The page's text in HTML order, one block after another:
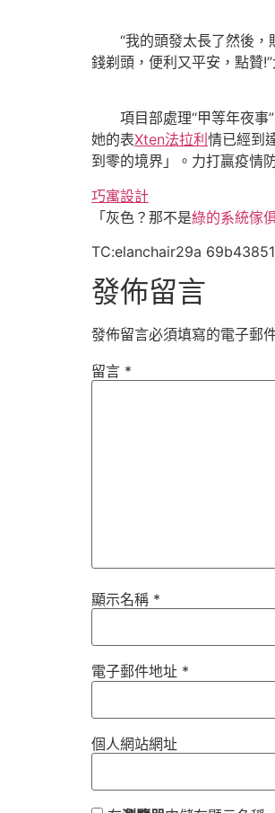
“我的頭發太長了然後，
錢剃頭，便利又平安，點贊
項目部處理“甲等年夜事”
她的表Xten法拉利 情已經到
到零的境界」。力打贏疫情
巧寓設計
「灰色？那不是綠的系統傢
TC:elanchair29a
發佈留言
發佈留言必須填寫的電子郵
留言 *
顯示名稱 *
電子郵件地址 *
個人網站網址